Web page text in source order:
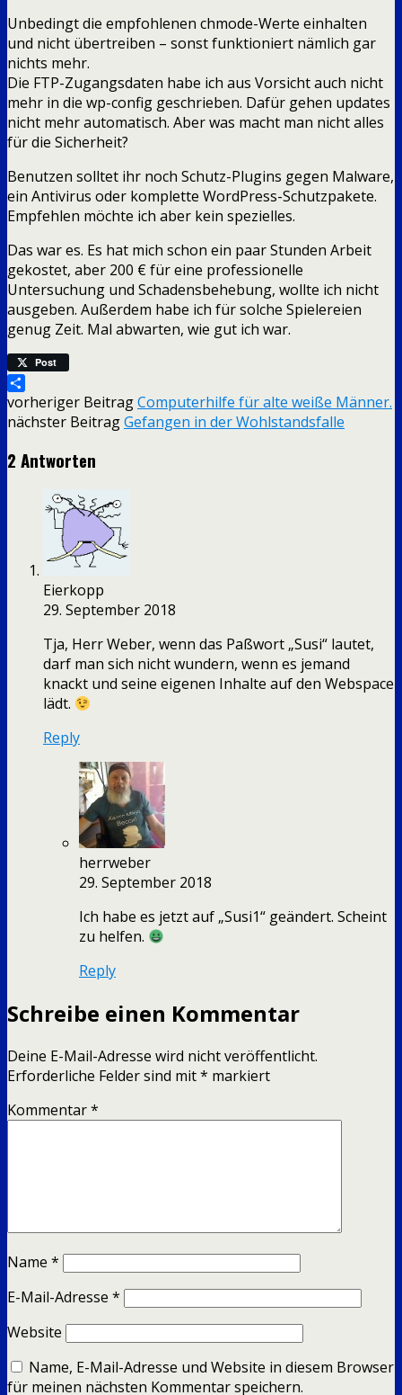
Unbedingt die empfohlenen chmode-Werte einhalten
und nicht übertreiben – sonst funktioniert nämlich gar
nichts mehr.
Die FTP-Zugangsdaten habe ich aus Vorsicht auch nicht
mehr in die wp-config geschrieben. Dafür gehen updates
nicht mehr automatisch. Aber was macht man nicht alles
für die Sicherheit?
Benutzen solltet ihr noch Schutz-Plugins gegen Malware,
ein Antivirus oder komplette WordPress-Schutzpakete.
Empfehlen möchte ich aber kein spezielles.
Das war es. Es hat mich schon ein paar Stunden Arbeit
gekostet, aber 200 € für eine professionelle
Untersuchung und Schadensbehebung, wollte ich nicht
ausgeben. Außerdem habe ich für solche Spielereien
genug Zeit. Mal abwarten, wie gut ich war.
Post
Teilen
vorheriger BeitragComputerhilfe für alte weiße Männer.
nächster BeitragGefangen in der Wohlstandsfalle
2 Antworten
Eierkopp
29. September 2018
Tja, Herr Weber, wenn das Paßwort „Susi“ lautet,
darf man sich nicht wundern, wenn es jemand
knackt und seine eigenen Inhalte auf den Webspace
lädt.
Reply
herrweber
29. September 2018
Ich habe es jetzt auf „Susi1“ geändert. Scheint
zu helfen.
Reply
Schreibe einen Kommentar
Deine E-Mail-Adresse wird nicht veröffentlicht.
Erforderliche Felder sind mit* markiert
Kommentar*
Name *
E-Mail-Adresse *
Website
Name, E-Mail-Adresse und Website in diesem Browser
für meinen nächsten Kommentar speichern.